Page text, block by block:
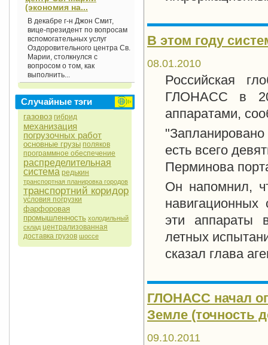
(экономия на...
В декабре г-н Джон Смит,
вице-президент по вопросам
вспомогательных услуг
Оздоровительного центра Св.
Марии, столкнулся с
вопросом о том, как
выполнить...
Случайные тэги
газовоз гибрид
механизация
погрузочных работ
основные грузы поляков
программное обеспечение
распределительная
система редькин
транспортная планировка городов
транспортний коридор
условия погрузки
фарфоровая
промышленность холодильный
склад централизованная
доставка грузов шоссе
В этом году
08.01.2010
Российская
ГЛОНАСС в
аппаратами,
есть всего
Перминова
Он напомнил,
эти аппараты
летных
сказал глава
ГЛОНАСС начал
Земле (точность
09.10.2011